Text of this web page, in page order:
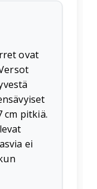
ovat
cm pitkiä.
ei